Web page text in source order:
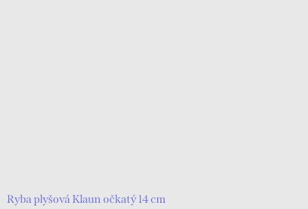
Ryba plyšová Klaun očkatý 14 cm